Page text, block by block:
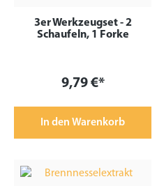
3er Werkzeugset - 2
Schaufeln, 1 Forke
9,79 €*
In den Warenkorb